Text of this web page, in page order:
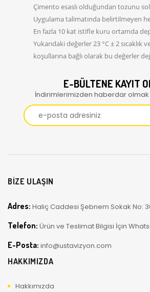
Çimento esaslı olduğundan tozunu
Uygulama talimatında belirtilmeyen
En fazla 10 kat istifle kuru ortamda
Yukarıdaki değerler 23 °C ± 2
koşullarına bağlı olarak bu değerler
E-BÜLTENE KAYIT
İndirimlerimizden haberdar olmak
BİZE ULAŞIN
Adres: Haliç Caddesi Şebnem Sokak No:
Telefon: Ürün ve Teslimat Bilgisi İçin
E-Posta: info@ustavizyon.com
HAKKIMIZDA
Hakkımızda